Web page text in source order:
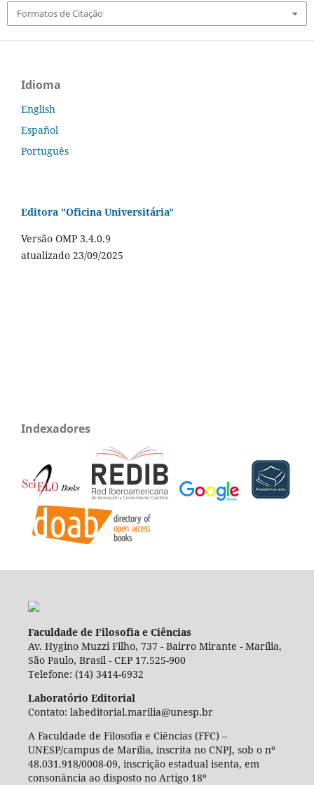
Formatos de Citação
Idioma
English
Español
Português
Editora "Oficina Universitária"
Versão OMP 3.4.0.9
atualizado 23/09/2025
Indexadores
Faculdade de Filosofia e Ciências
Av. Hygino Muzzi Filho, 737 - Bairro Mirante - Marília,
São Paulo, Brasil - CEP 17.525-900
Telefone: (14) 3414-6932
Laboratório Editorial
Contato: labeditorial.marilia@unesp.br
A Faculdade de Filosofia e Ciências (FFC) –
UNESP/campus de Marília, inscrita no CNPJ, sob o nº
48.031.918/0008-09, inscrição estadual isenta, em
consonância ao disposto no Artigo 18º